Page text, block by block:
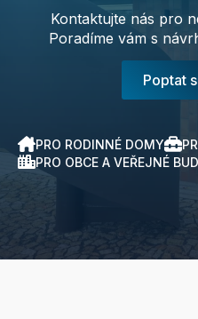
Kontaktujte nás pro
Poradíme vám s
Poptat
PRO RODINNÉ DOMY
PRO OBCE A VEŘEJNÉ